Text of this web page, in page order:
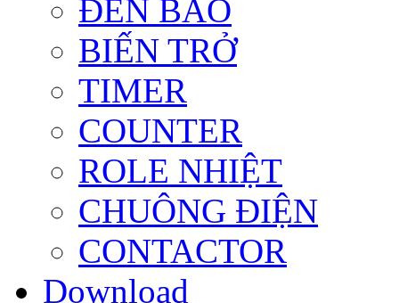
ĐÈN BÁO
BIẾN TRỞ
TIMER
COUNTER
ROLE NHIỆT
CHUÔNG ĐIỆN
CONTACTOR
Download